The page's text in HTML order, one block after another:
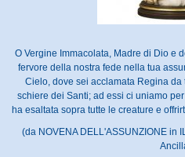
O Vergine Immacolata, Madre di Dio e
fervore della nostra fede nella tua
Cielo, dove sei acclamata Regina
schiere dei Santi; ad essi ci uniamo
ha esaltata sopra tutte le creature e
(da NOVENA DELL'ASSUNZIONE in